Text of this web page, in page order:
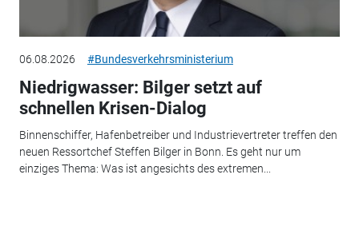
06.08.2026 #Bundesverkehrsministerium
Niedrigwasser: Bilger setzt auf
schnellen Krisen-Dialog
Binnenschiffer, Hafenbetreiber und Industrievertreter treffen den
neuen Ressortchef Steffen Bilger in Bonn. Es geht nur um
einziges Thema: Was ist angesichts des extremen...